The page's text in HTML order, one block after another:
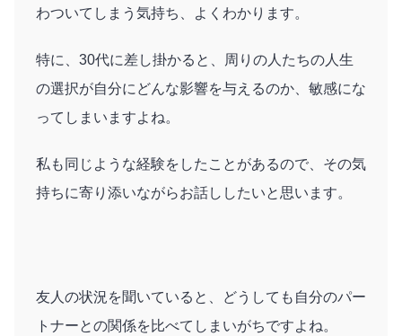
わついてしまう気持ち、よくわかります。
特に、30代に差し掛かると、周りの人たちの人生
の選択が自分にどんな影響を与えるのか、敏感にな
ってしまいますよね。
私も同じような経験をしたことがあるので、その気
持ちに寄り添いながらお話ししたいと思います。
友人の状況を聞いていると、どうしても自分のパー
トナーとの関係を比べてしまいがちですよね。